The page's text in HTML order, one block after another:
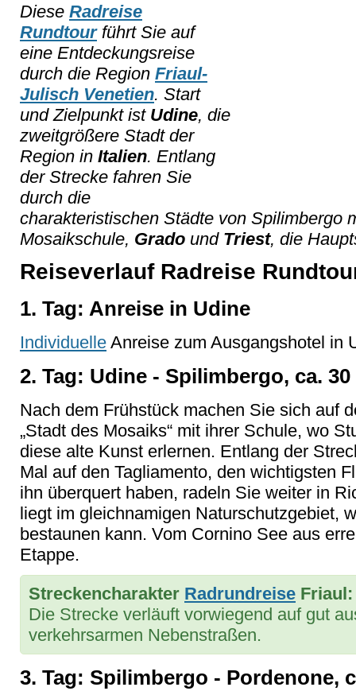
Diese Radreise
Rundtour führt Sie auf
eine Entdeckungsreise
durch die Region Friaul-
Julisch Venetien. Start
und Zielpunkt ist Udine, die
zweitgrößere Stadt der
Region in Italien. Entlang
der Strecke fahren Sie
durch die
charakteristischen Städte von Spilimbergo
Mosaikschule, Grado und Triest, die
Reiseverlauf Radreise
1. Tag: Anreise in Udine
Individuelle Anreise zum Ausgangshotel in
2. Tag: Udine - Spilimbergo, ca. 30
Nach dem Frühstück machen Sie sich auf
„Stadt des Mosaiks“ mit ihrer Schule, wo
diese alte Kunst erlernen. Entlang der
Mal auf den Tagliamento, den wichtigsten
ihn überquert haben, radeln Sie weiter in
liegt im gleichnamigen Naturschutzgebiet,
bestaunen kann. Vom Cornino See aus
Etappe.
Streckencharakter Radrundreise Friaul:
Die Strecke verläuft vorwiegend auf gut
verkehrsarmen Nebenstraßen.
3. Tag: Spilimbergo - Pordenone,